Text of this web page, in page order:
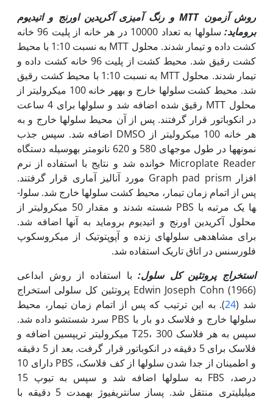
روش آزمونMTTو رنگ آمیزی آکریدین اورنج و اتیدیوم
بروماید:
سلول­ها به تعداد 10000 در هر خانه از پلیت 96 خانه
کشت داده و تیمار شدند. محلول MTT به نسبت 1:10 با محیط
کشت رقیق شد. محیط کشت از پلیت 96 خانه کشت داده و
تیمار شدند. محلول MTT به نسبت 1:10 با محیط کشت رقیق
شد. محیط کشت سلول­ها خارج و به‫هر خانه 100 میکرولیتر از
محلول MTT رقیق شده اضافه شد و سلول­ها برای 4 ساعت
در انکوباتور قرار گرفتند. پس از آن محیط سلول­ها خارج و به
هر خانه 100 میکرولیتر از DMSO اضافه شد. سپس جذب
نمونه­ها در طول موج­های 580 و 620 نانومتر به‫وسیله دستگاه
Microplate Reader خوانده شد و نتایج با استفاده از نرم
افزار Graph pad prism مورد آنالیز آماری قرار گرفتند.
پس از اتمام زمان تیمار، محیط کشت سلول­ها خارج شد. سلول­
ها یک مرتبه با PBS شسته شدند و مقدار 50 میکرولیتر از
محلول آکریدین اورنج و اتیدیوم بروماید به آن‫ها اضافه شد.
برای مشاهده­ی سلول‏های زنده و آپوپتوتیک از میکروسکوپ
فلورسنس در اتاق تاریک استفاده شد.
استخراج پروتئین کل سلول:با استفاده از روش ابداعی
(1966) Edwin Joseph Cohn پروتئین کل سلولی استخراج
شد (24). به این ترتیب که پس از اتمام زمان تیمار، محیط
سلول­ها خارج و فلاسک دو بار با PBS سرد شستشو داده شد.
سپس به هر فلاسک T25، 300 میکرولیتر تریپسین اضافه و
فلاسک برای 5 دقیقه در انکوباتور قرار گرفت. بعد از 5 دقیقه
و اطمینان از جدا شدن سلول­ها از کف فلاسک، PBS دارای 10
درصد، FBS به سلول­ها اضافه شد و سپس به تیوپ 15
میلیلیتری منتقل شد. پس­از سانتریفیوژ به‏مدت 5 دقیقه با